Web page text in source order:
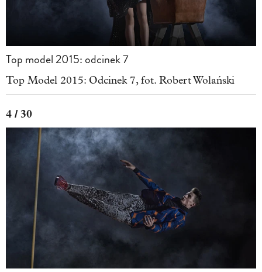
Top model 2015: odcinek 7
Top Model 2015: Odcinek 7, fot. Robert Wolański
4 / 30